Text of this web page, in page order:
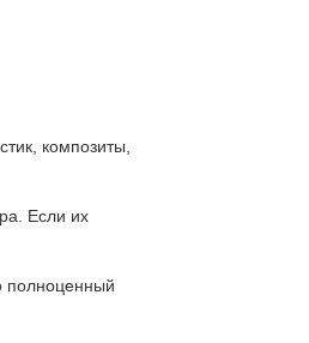
композиты,
Если их
полноценный